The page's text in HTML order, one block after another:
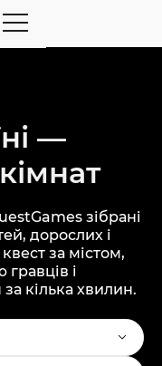
—
зібрані
дорослих і
за містом,
і
кілька хвилин.